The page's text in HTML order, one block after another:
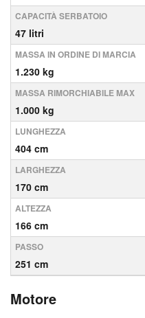
CAPACITÀ SERBATOIO
47 litri
MASSA IN ORDINE DI MARCIA
1.230 kg
MASSA RIMORCHIABILE MAX
1.000 kg
LUNGHEZZA
404 cm
LARGHEZZA
170 cm
ALTEZZA
166 cm
PASSO
251 cm
Motore